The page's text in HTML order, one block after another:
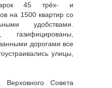
45 трёх- и
на 1500 квартир со
удобствами.
газифицированы,
дорогами все
улицы,
Верховного Совета